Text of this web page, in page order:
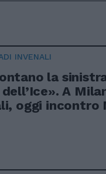
INVENALI
la
A
oggi incontro